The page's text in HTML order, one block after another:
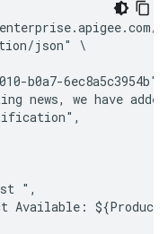
json" \
b0a7-6ec8a5c3954b",
news, we have
",
Available: